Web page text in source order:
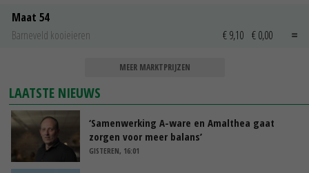
Maat 54
Barneveld kooieieren
€ 9,10 € 0,00
MEER MARKTPRIJZEN
LAATSTE NIEUWS
‘Samenwerking A-ware en Amalthea gaat
zorgen voor meer balans’
GISTEREN, 16:01